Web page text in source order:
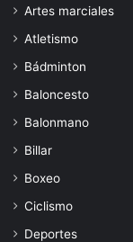
Artes marciales
Atletismo
Bádminton
Baloncesto
Balonmano
Billar
Boxeo
Ciclismo
Deportes